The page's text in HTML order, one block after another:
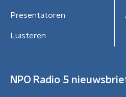
Presentatoren
Luisteren
NPO Radio 5